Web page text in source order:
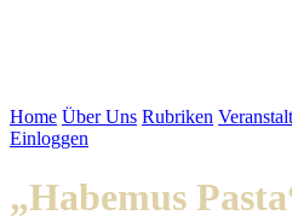
Home Über Uns Rubriken
Einloggen
„Habemus